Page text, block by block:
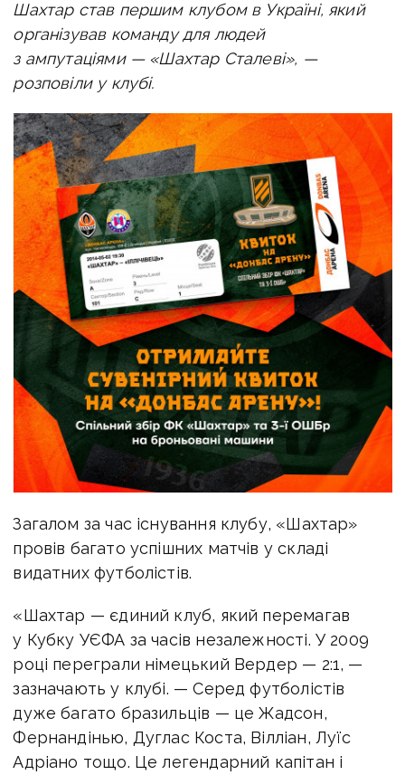
Шахтар став першим клубом в Україні, який
організував команду для людей
з ампутаціями — «Шахтар Сталеві», —
розповіли у клубі.
Загалом за час існування клубу, «Шахтар»
провів багато успішних матчів у складі
видатних футболістів.
«Шахтар — єдиний клуб, який перемагав
у Кубку УЄФА за часів незалежності. У 2009
році переграли німецький Вердер — 2:1, —
зазначають у клубі. — Серед футболістів
дуже багато бразильців — це Жадсон,
Фернандінью, Дуглас Коста, Вілліан, Луїс
Адріано тощо. Це легендарний капітан і